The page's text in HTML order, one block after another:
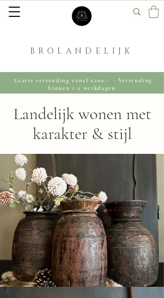
BROLANDELIJK
Gratis verzending vanaf €100,- · Verzending
binnen 1-2 werkdagen
Landelijk wonenmet
karakter & stijl